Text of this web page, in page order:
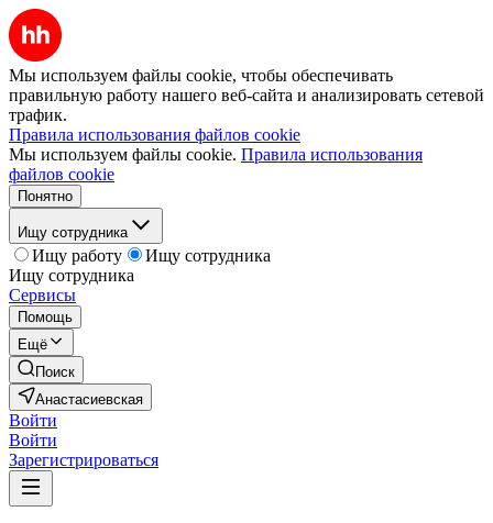
Мы используем файлы cookie, чтобы обеспечивать
правильную работу нашего веб-сайта и анализировать сетевой
трафик.
Правила использования файлов cookie
Мы используем файлы cookie. Правила использования
файлов cookie
Понятно
Ищу сотрудника
Ищу работу
Ищу сотрудника
Ищу сотрудника
Сервисы
Помощь
Ещё
Поиск
Анастасиевская
Войти
Войти
Зарегистрироваться